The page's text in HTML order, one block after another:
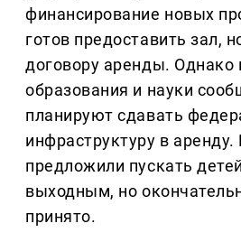
финансирование новых
готов предоставить зал,
договору аренды. Однако
образования и науки
планируют сдавать
инфраструктуру в
предложили пускать
выходным, но
принято.